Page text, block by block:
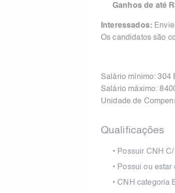
Ganhos de até
Interessados:
Os candidatos são
Salário mínimo: 304
Salário máximo:
Unidade de
Qualificações
• Possuir CNH
• Possui ou
•CNH categoria